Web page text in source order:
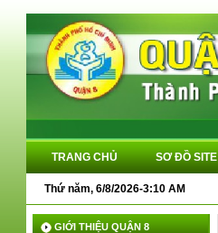
TRANG CHỦ SƠ ĐỒ SITE
Thứ năm, 6/8/2026-3:10 AM
GIỚI THIỆU QUẬN 8